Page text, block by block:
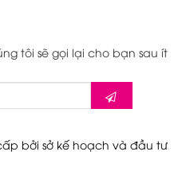
tôi sẽ gọi lại cho bạn sau ít
bởi sở kế hoạch và đầu tư